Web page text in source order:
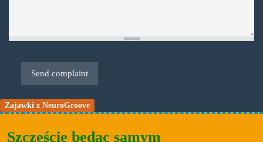
Send complaint
Zajawki z NeuroGroove
Szczęście będąc samym